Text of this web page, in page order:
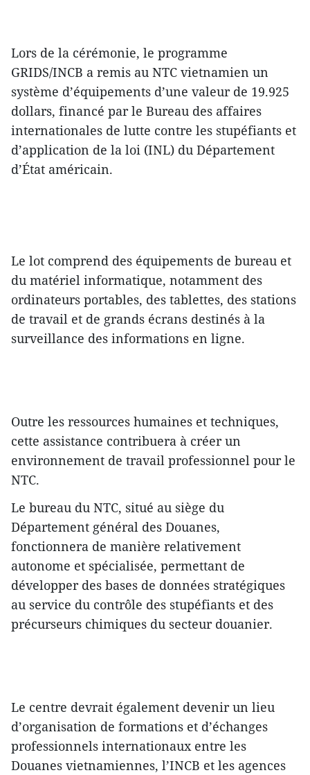
Lors de la cérémonie, le programme
GRIDS/INCB a remis au NTC vietnamien un
système d’équipements d’une valeur de 19.925
dollars, financé par le Bureau des affaires
internationales de lutte contre les stupéfiants et
d’application de la loi (INL) du Département
d’État américain.
Le lot comprend des équipements de bureau et
du matériel informatique, notamment des
ordinateurs portables, des tablettes, des stations
de travail et de grands écrans destinés à la
surveillance des informations en ligne.
Outre les ressources humaines et techniques,
cette assistance contribuera à créer un
environnement de travail professionnel pour le
NTC.
Le bureau du NTC, situé au siège du
Département général des Douanes,
fonctionnera de manière relativement
autonome et spécialisée, permettant de
développer des bases de données stratégiques
au service du contrôle des stupéfiants et des
précurseurs chimiques du secteur douanier.
Le centre devrait également devenir un lieu
d’organisation de formations et d’échanges
professionnels internationaux entre les
Douanes vietnamiennes, l’INCB et les agences